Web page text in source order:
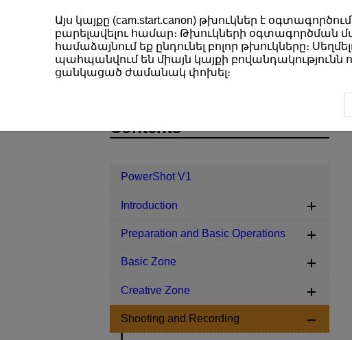
PowerShot V1 Shooting and Recording
Contents
PowerShot V1
Introduction
Preparation and Basic Operations
Basic Zone
Creative Zone
Shooting and Recording
Այս կայքը (cam.start.canon) թխուկներ է
բարելավելու համար։ Թխուկների օգտագործման
համաձայնում եք ընդունել բոլոր թխուկները։
պահպանվում են միայն կայքի
ցանկացած ժամանակ փոխել։